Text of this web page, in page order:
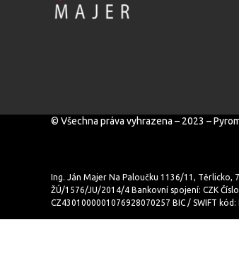
© Všechna práva vyhrazena – 2023 –
Ing. Ján Majer Na Paloučku 1136/11, Těrlicko,
ŽÚ/1576/JU/2014/4 Bankovní spojení: CZK
CZ4301000001076928070257 BIC / SWIFT kód: